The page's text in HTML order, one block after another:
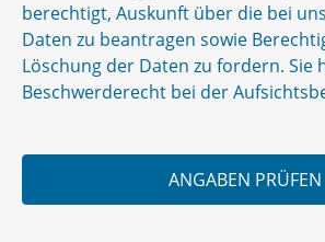
berechtigt, Auskunft über die bei
Daten zu beantragen sowie
Löschung der Daten zu fordern. Sie
Beschwerderecht bei der
ANGABEN PRÜFEN